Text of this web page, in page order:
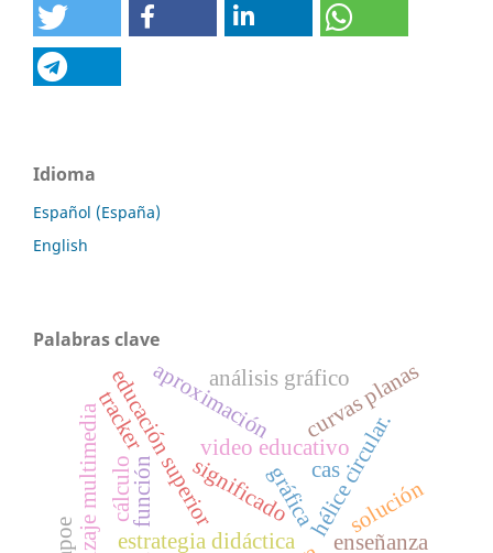
Idioma
Español (España)
English
Palabras clave
educación superior
estrategia didáctica
hélice circular.
video educativo
aproximación
enseñanza
curvas planas
significado
función solución
cálculo gráficacas
análisis gráfico
tracker